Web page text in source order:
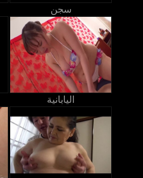
سجن
اليابانية